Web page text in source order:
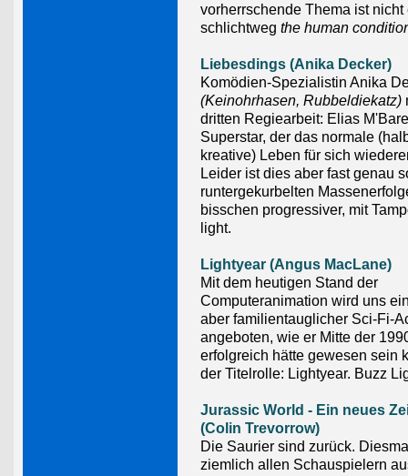
vorherrschende Thema ist
schlichtweg the human
Liebesdings (Anika Decker)
Komödien-Spezialistin Anika
(Keinohrhasen, Rubbeldiekatz)
dritten Regiearbeit: Elias
Superstar, der das normale
kreative) Leben für sich
Leider ist dies aber fast genau
runtergekurbelten
bisschen progressiver, mit
light.
Lightyear (Angus MacLane)
Mit dem heutigen Stand der
Computeranimation wird uns
aber familientauglicher Sci-Fi-
angeboten, wie er Mitte der
erfolgreich hätte gewesen sein
der Titelrolle: Lightyear. Buzz
Jurassic World - Ein neues
(Colin Trevorrow)
Die Saurier sind zurück.
ziemlich allen Schauspielern